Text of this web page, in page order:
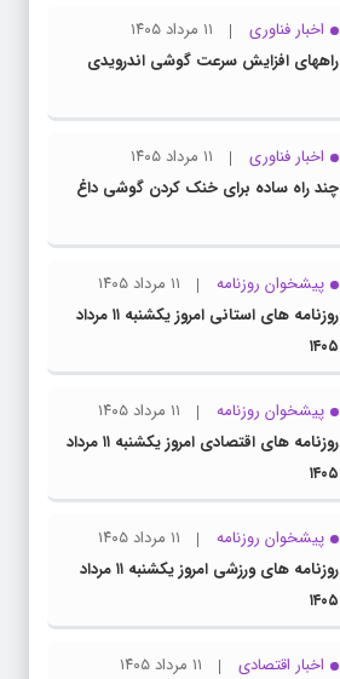
اخبار فناوری
۱۱ مرداد ۱۴۰۵
راههای افزایش سرعت گوشی اندرویدی
اخبار فناوری
۱۱ مرداد ۱۴۰۵
چند راه‌ ساده برای خنک کردن گوشی داغ
پیشخوان روزنامه
۱۱ مرداد ۱۴۰۵
روزنامه های استانی امروز یکشنبه ۱۱ مرداد
۱۴۰۵
پیشخوان روزنامه
۱۱ مرداد ۱۴۰۵
روزنامه های اقتصادی امروز یکشنبه ۱۱ مرداد
۱۴۰۵
پیشخوان روزنامه
۱۱ مرداد ۱۴۰۵
روزنامه های ورزشی امروز یکشنبه ۱۱ مرداد
۱۴۰۵
اخبار اقتصادی
۱۱ مرداد ۱۴۰۵